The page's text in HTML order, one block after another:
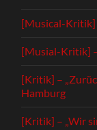
[Musical-Kritik]
[Musial-Kritik] –
[Kritik] –
Hamburg
[Kritik] – „Wir